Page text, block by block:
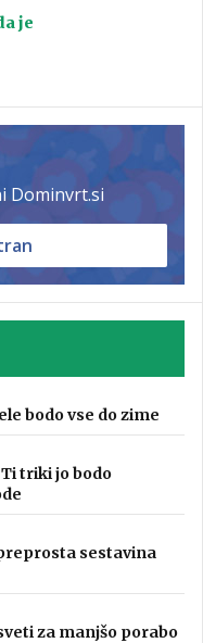
je
Dominvrt.si
bodo vse do zime
triki jo bodo
sestavina
za manjšo porabo